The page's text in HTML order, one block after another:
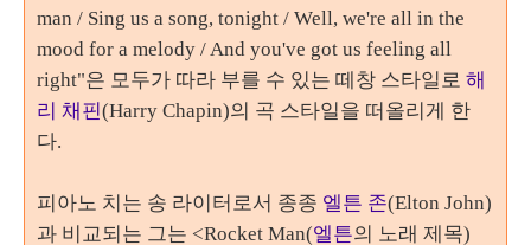
man / Sing us a song, tonight / Well, we're all in the
mood for a melody / And you've got us feeling all
right"은 모두가 따라 부를 수 있는 떼창 스타일로 해
리 채핀(Harry Chapin)의 곡 스타일을 떠올리게 한
다.
피아노 치는 송 라이터로서 종종 엘튼 존(Elton John)
과 비교되는 그는 <Rocket Man(엘튼의 노래 제목)